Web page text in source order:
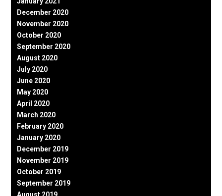
December 2020
November 2020
October 2020
September 2020
August 2020
July 2020
June 2020
May 2020
April 2020
March 2020
February 2020
January 2020
December 2019
November 2019
October 2019
September 2019